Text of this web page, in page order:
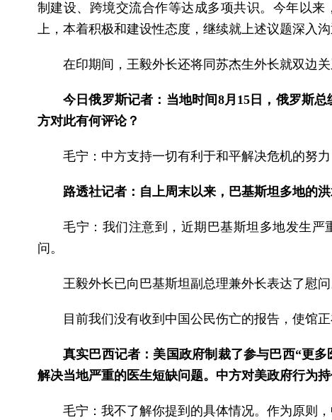
制建设、跨境交流合作等达成多项共识。今年以
上，本着积极和建设性态度，继续就上述议题深入
在印期间，王毅外长还将同苏杰生外长就双边
今日俄罗斯记者：当地时间8月15日，俄罗斯
方对此有何评论？
毛宁：中方支持一切有利于和平解决危机的努
路透社记者：自上周末以来，巴基斯坦多地的
毛宁：我们注意到，近期巴基斯坦多地发生
问。
王毅外长已向巴基斯坦副总理兼外长表达了慰
目前我们没有收到中国公民伤亡的报告，使馆正
真实巴西记者：美国政府制裁了参与巴西“更
解决当地严重的医生短缺问题。中方对美政府行为持
毛宁：我不了解你提到的具体情况。作为原则